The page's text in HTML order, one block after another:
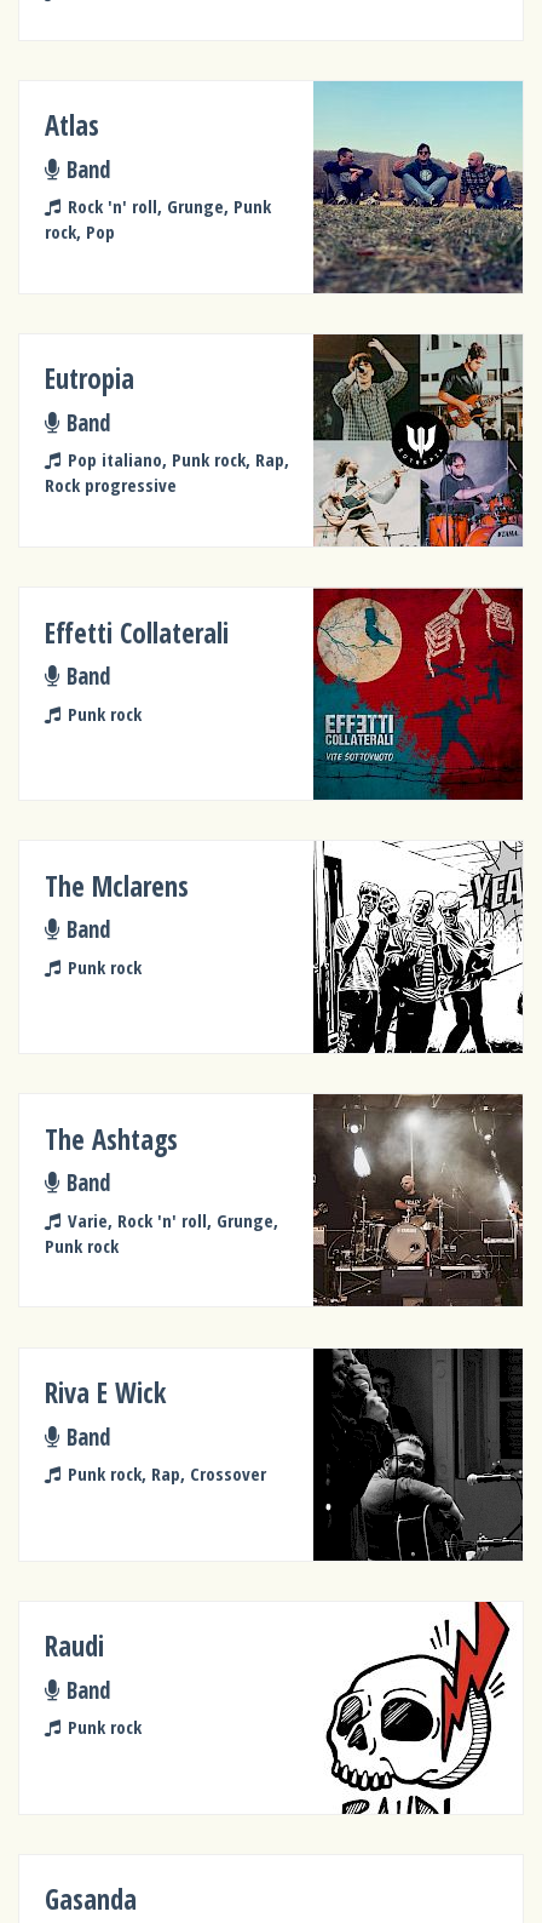
Atlas
Band
Rock 'n' roll, Grunge, Punk
rock, Pop
Eutropia
Band
Pop italiano, Punk rock, Rap,
Rock progressive
Effetti Collaterali
Band
Punk rock
The Mclarens
Band
Punk rock
The Ashtags
Band
Varie, Rock 'n' roll, Grunge,
Punk rock
Riva E Wick
Band
Punk rock, Rap, Crossover
Raudi
Band
Punk rock
Gasanda